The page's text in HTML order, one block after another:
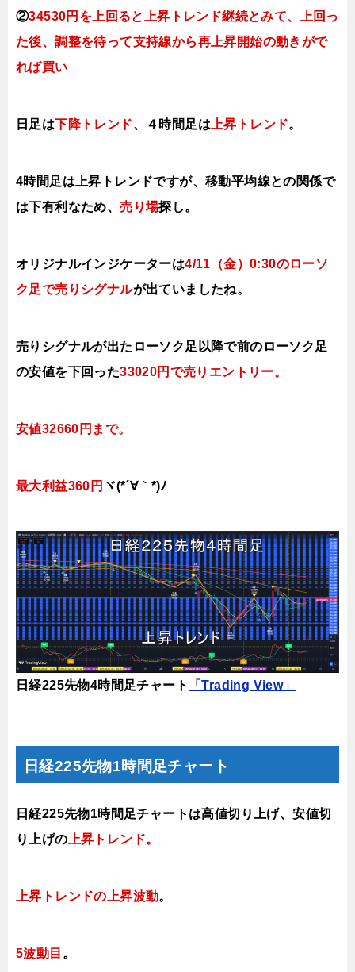
②34530円を上回ると上昇トレンド継続とみて、上回っ
た後、調整を待って支持線から再上昇開始の動きがで
れば買い
日足は下降トレンド、４時間足は 上昇トレンド。
4時間足は上昇トレンドですが、移動平均線との関係で
は下有利なため、売り場探し。
オリジナルインジケーターは4/11（金）0:30のローソ
ク足で売り シグナルが出ていましたね。
売りシグナルが出たローソク足以降で前の ローソク足
の安値を下回った33020円で売りエントリー。
安値32660円まで。
最大利益360円 ヾ(*´∀｀*)ﾉ
日経225先物4時間足チャート 「Trading View」
日経225先物1時間足チャート
日経225先物1時間足チャートは高値切り上げ、安値切
り上げの 上昇トレンド。
上昇トレンドの上昇波動。
5波動目 。